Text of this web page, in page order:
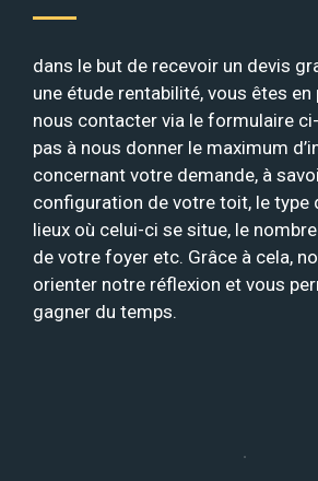
dans le but de recevoir un devis
une étude rentabilité, vous êtes
nous contacter via le formulaire ci-
pas à nous donner le maximum
concernant votre demande, à
configuration de votre toit, le type
lieux où celui-ci se situe, le
de votre foyer etc. Grâce à cela,
orienter notre réflexion et vous
gagner du temps.